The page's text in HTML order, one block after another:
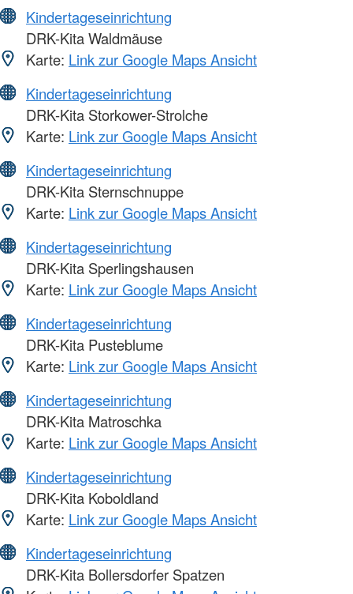
Kindertageseinrichtung
DRK-Kita Waldmäuse
Karte: Link zur Google Maps Ansicht
Kindertageseinrichtung
DRK-Kita Storkower-Strolche
Karte: Link zur Google Maps Ansicht
Kindertageseinrichtung
DRK-Kita Sternschnuppe
Karte: Link zur Google Maps Ansicht
Kindertageseinrichtung
DRK-Kita Sperlingshausen
Karte: Link zur Google Maps Ansicht
Kindertageseinrichtung
DRK-Kita Pusteblume
Karte: Link zur Google Maps Ansicht
Kindertageseinrichtung
DRK-Kita Matroschka
Karte: Link zur Google Maps Ansicht
Kindertageseinrichtung
DRK-Kita Koboldland
Karte: Link zur Google Maps Ansicht
Kindertageseinrichtung
DRK-Kita Bollersdorfer Spatzen